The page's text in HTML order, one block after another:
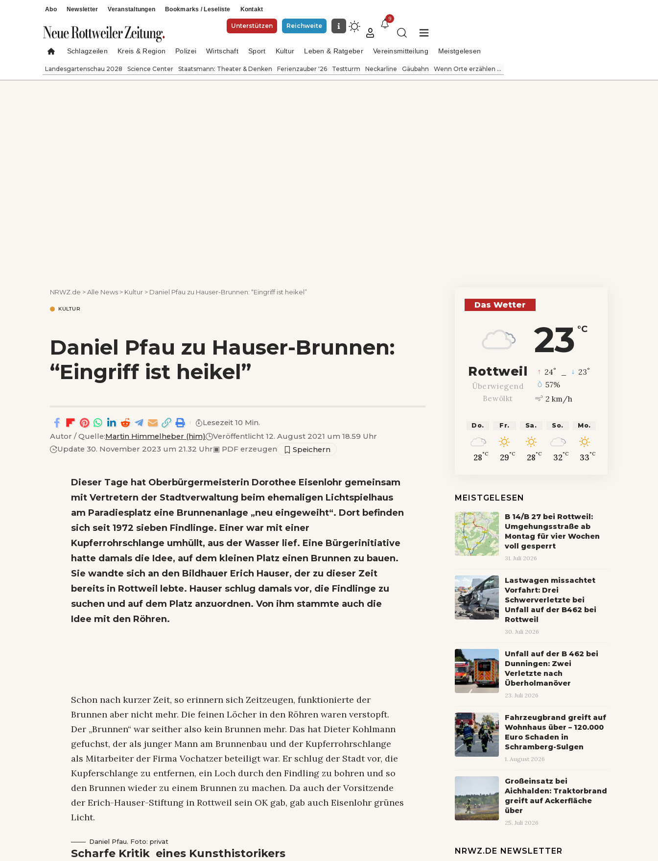
Abo Newsletter Veranstaltungen Bookmarks / Leseliste Kontakt
Unterstützen Reichweite
9
Schlagzeilen Kreis & Region Polizei Wirtschaft Sport Kultur Leben & Ratgeber Vereinsmitteilung Meistgelesen
Landesgartenschau 2028 Science Center Staatsmann: Theater & Denken Ferienzauber '26 Testturm Neckarline Gäubahn Wenn Orte erzählen ...
NRWZ.de >Alle News > Kultur > Daniel Pfau zu Hauser-Brunnen: “Eingriff ist heikel”
KULTUR
Daniel Pfau zu Hauser-Brunnen:
“Eingriff ist heikel”
Autor / Quelle:Martin Himmelheber (him)
Veröffentlicht 12. August 2021 um 18.59 Uhr
Update 30. November 2023 um 21.32 Uhr▣ PDF erzeugen
Lesezeit 10 Min.
Dieser Tage hat Oberbürgermeisterin Dorothee Eisenlohr gemeinsam
mit Vertretern der Stadtverwaltung beim ehemaligen Lichtspielhaus
am Paradiesplatz eine Brunnenanlage „neu eingeweiht“. Dort befinden
sich seit 1972 sieben Findlinge. Einer war mit einer
Kupferrohrschlange umhüllt, aus der Wasser lief. Eine Bürgerinitiative
hatte damals die Idee, auf dem kleinen Platz einen Brunnen zu bauen.
Sie wandte sich an den Bildhauer Erich Hauser, der zu dieser Zeit
bereits in Rottweil lebte. Hauser schlug damals vor, die Findlinge zu
suchen und auf dem Platz anzuordnen. Von ihm stammte auch die
Idee mit den Röhren.
Schon nach kurzer Zeit, so erinnern sich Zeitzeugen, funktionierte der
Brunnen aber nicht mehr. Die feinen Löcher in den Röhren waren verstopft.
Der „Brunnen“ war seither also kein Brunnen mehr. Das hat Dieter Kohlmann
gefuchst, der als junger Mann am Brunnenbau und der Kupferrohrschlange
als Mitarbeiter der Firma Vochatzer beteiligt war. Er schlug der Stadt vor, die
Kupferschlange zu entfernen, ein Loch durch den Findling zu bohren und so
den Brunnen wieder zu einem Brunnen zu machen. Da auch der Vorsitzende
der Erich-Hauser-Stiftung in Rottweil sein OK gab, gab auch Eisenlohr grünes
Licht.
Daniel Pfau. Foto: privat
Scharfe Kritik eines Kunsthistorikers
Das Wetter
23 °C
Rottweil
Überwiegend
Bewölkt
24° 23°
57%
2 km/h
Do.
28°C
Fr.
29°C
Sa.
28°C
So.
32°C
Mo.
33°C
MEISTGELESEN
B 14/B 27 bei Rottweil:
Umgehungsstraße ab
Montag für vier Wochen
voll gesperrt
31. Juli 2026
Lastwagen missachtet
Vorfahrt: Drei
Schwerverletzte bei
Unfall auf der B462 bei
Rottweil
30. Juli 2026
Unfall auf der B 462 bei
Dunningen: Zwei
Verletzte nach
Überholmanöver
23. Juli 2026
Fahrzeugbrand greift auf
Wohnhaus über – 120.000
Euro Schaden in
Schramberg-Sulgen
1. August 2026
Großeinsatz bei
Aichhalden: Traktorbrand
greift auf Ackerfläche
über
25. Juli 2026
NRWZ.DE NEWSLETTER